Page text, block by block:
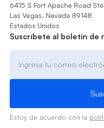
6415 S Fort Apache Road Ste
Las Vegas, Nevada 89148
Estados Unidos
Suscríbete al boletín de
Estoy de acuerdo con la